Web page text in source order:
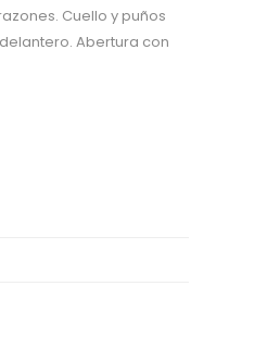
Cuello y puños
Abertura con